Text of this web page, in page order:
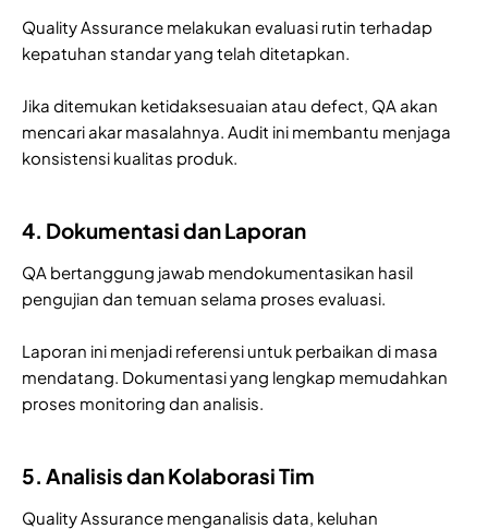
Quality Assurance melakukan evaluasi rutin terhadap
kepatuhan standar yang telah ditetapkan.
Jika ditemukan ketidaksesuaian atau defect, QA akan
mencari akar masalahnya. Audit ini membantu menjaga
konsistensi kualitas produk.
4. Dokumentasi dan Laporan
QA bertanggung jawab mendokumentasikan hasil
pengujian dan temuan selama proses evaluasi.
Laporan ini menjadi referensi untuk perbaikan di masa
mendatang. Dokumentasi yang lengkap memudahkan
proses monitoring dan analisis.
5. Analisis dan Kolaborasi Tim
Quality Assurance menganalisis data, keluhan